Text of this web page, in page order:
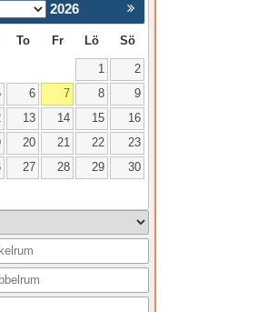
Nästa >
2026
To Fr Lö Sö
1
2
6 7 8
9
13 14 15
16
20 21 22
23
27 28 29
30